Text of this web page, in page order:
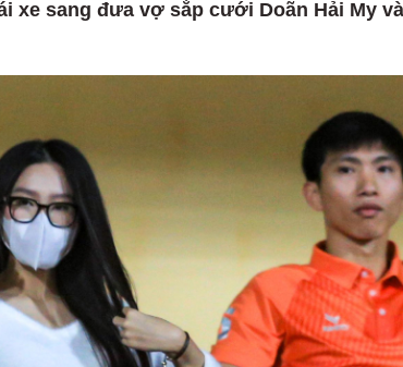
xe sang đưa vợ sắp cưới Doãn Hải My